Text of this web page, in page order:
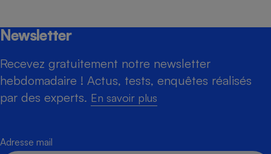
Newsletter
Recevez gratuitement notre newsletter
hebdomadaire ! Actus, tests, enquêtes réalisés
par des experts. En savoir plus
Adresse mail